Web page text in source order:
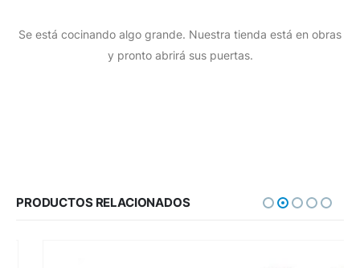
Se está cocinando algo grande. Nuestra tienda está en obras
y pronto abrirá sus puertas.
PRODUCTOS RELACIONADOS